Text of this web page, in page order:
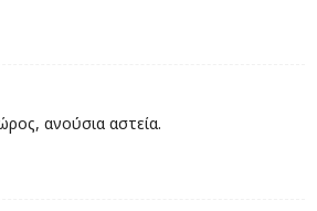
ανούσια αστεία.